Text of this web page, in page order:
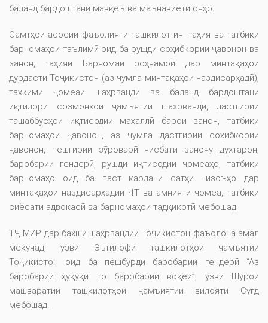
баланд бардоштани мавқеъ ва маънавиёти онҳо.
Самтҳои асосии фаъолияти ташкилот ин: таҳия ва татбиқи
барномаҳои таълимӣ оид ба рушди соҳибкории ҷавонон ва
занон, таҳияи Барномаи роҳнамоӣ дар минтақаҳои
дурдасти Тоҷикистон (аз ҷумла минтақаҳои наздисарҳадӣ),
таҳкими ҷомеаи шаҳрвандӣ ва баланд бардоштани
иқтидори созмонҳои ҷамъятии шахрвандӣ, дастгирии
ташаббусҳои иқтисодии маҳаллӣ барои занон, татбиқи
барномаҳои ҷавонон, аз ҷумла дастгирии соҳибкории
ҷавонон, пешгирии зӯроварӣ нисбати занону духтарон,
баробарии гендерӣ, рушди иқтисодии ҷомеаҳо, татбиқи
барномаҳо оид ба паст кардани сатҳи низоъҳо дар
минтақаҳои наздисарҳадии ҶТ ва амнияти ҷомеа, татбиқи
сиёсати адвокасӣ ва барномаҳои тадқиқотӣ мебошад.
ТҶ МИР дар бахши шаҳрвандии Тоҷикистон фаъолона амал
мекунад, узви Эътилофи ташкилотҳои ҷамъятии
Тоҷикистон оид ба пешбурди баробарии гендерӣ “Аз
баробарии ҳуқуқӣ то баробарии воқеӣ”, узви Шӯрои
машваратии ташкилотҳои ҷамъиятии вилояти Суғд
мебошад.